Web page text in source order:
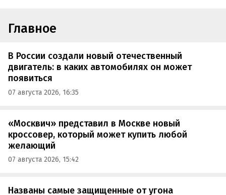
Главное
В России создали новый отечественный
двигатель: в каких автомобилях он может
появиться
07 августа 2026, 16:35
«Москвич» представил в Москве новый
кроссовер, который может купить любой
желающий
07 августа 2026, 15:42
Названы самые защищенные от угона